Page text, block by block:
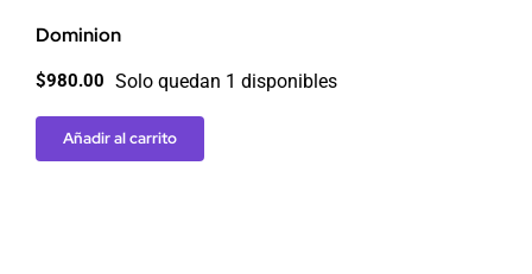
Dominion
$980.00 Solo quedan 1 disponibles
Añadir al carrito